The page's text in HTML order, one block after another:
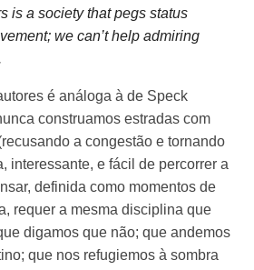
is a society that pegs status
we can’t help admiring
é análoga à de Speck
construamos estradas com
a congestão e tornando
interessante, e fácil de percorrer a
definida como momentos de
requer a mesma disciplina que
digamos que não; que andemos
que nos refugiemos à sombra